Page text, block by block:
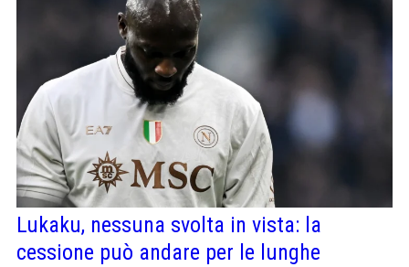
Lukaku, nessuna svolta in vista: la
cessione può andare per le lunghe